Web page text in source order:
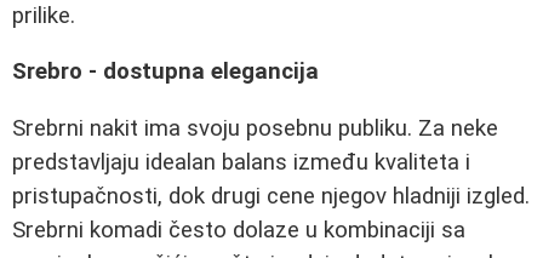
prilike.
Srebro - dostupna elegancija
Srebrni nakit ima svoju posebnu publiku. Za neke
predstavljaju idealan balans između kvaliteta i
pristupačnosti, dok drugi cene njegov hladniji izgled.
Srebrni komadi često dolaze u kombinaciji sa